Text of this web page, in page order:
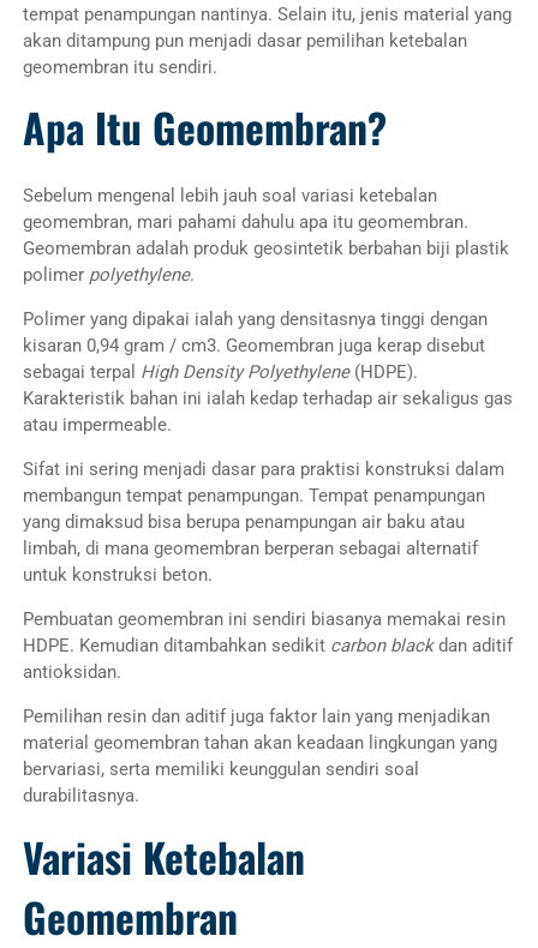
tempat penampungan nantinya. Selain itu, jenis material yang
akan ditampung pun menjadi dasar pemilihan ketebalan
geomembran itu sendiri.
Apa Itu Geomembran?
Sebelum mengenal lebih jauh soal variasi ketebalan
geomembran, mari pahami dahulu apa itu geomembran.
Geomembran adalah produk geosintetik berbahan biji plastik
polimer polyethylene.
Polimer yang dipakai ialah yang densitasnya tinggi dengan
kisaran 0,94 gram / cm3. Geomembran juga kerap disebut
sebagai terpal High Density Polyethylene (HDPE).
Karakteristik bahan ini ialah kedap terhadap air sekaligus gas
atau impermeable.
Sifat ini sering menjadi dasar para praktisi konstruksi dalam
membangun tempat penampungan. Tempat penampungan
yang dimaksud bisa berupa penampungan air baku atau
limbah, di mana geomembran berperan sebagai alternatif
untuk konstruksi beton.
Pembuatan geomembran ini sendiri biasanya memakai resin
HDPE. Kemudian ditambahkan sedikit carbon blackdan aditif
antioksidan.
Pemilihan resin dan aditif juga faktor lain yang menjadikan
material geomembran tahan akan keadaan lingkungan yang
bervariasi, serta memiliki keunggulan sendiri soal
durabilitasnya.
Variasi Ketebalan
Geomembran